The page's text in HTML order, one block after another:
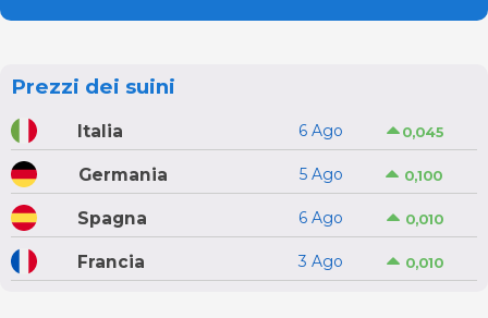
Prezzi dei suini
Italia 6 Ago 0,045
Germania 5 Ago 0,100
Spagna 6 Ago 0,010
Francia 3 Ago 0,010